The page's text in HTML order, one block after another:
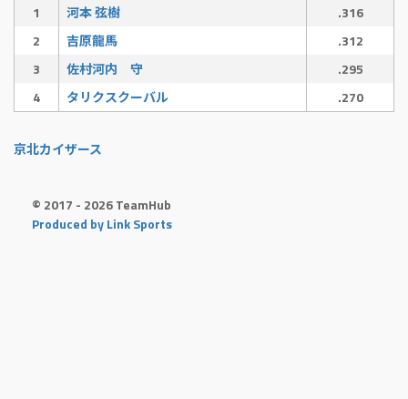
1
河本 弦樹
.316
2
吉原龍馬
.312
3
佐村河内 守
.295
4
タリクスクーバル .270
京北カイザース
© 2017 - 2026 TeamHub
Produced by Link Sports